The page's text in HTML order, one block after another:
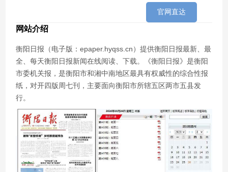
官网直达
网站介绍
衡阳日报（电子版：epaper.hyqss.cn）提供衡阳日报最新、最
全、每天衡阳日报新闻在线阅读、下载。《衡阳日报》是衡阳
市委机关报，是衡阳市和湘中南地区最具有权威性的综合性报
纸，对开四版周七刊，主要面向衡阳市所辖五区两市五县发
行。